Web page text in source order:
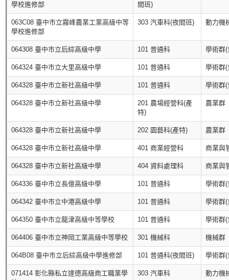
學校進修部
間班)
063C08 臺中市立霧峰農業工業高級中等
學校進修部
303 汽車科(夜間班) 動力機
064308 臺中市立后綜高級中學 101 普通科 學術群
064324 臺中市立大里高級中學 101 普通科 學術群
064328 臺中市立新社高級中學 101 普通科 學術群
064328 臺中市立新社高級中學
201 農場經營科(產
特)
農業群
064328 臺中市立新社高級中學 202 園藝科(產特) 農業群
064328 臺中市立新社高級中學 401 商業經營科 商業與
064328 臺中市立新社高級中學 404 資料處理科 商業與
064336 臺中市立長億高級中學 101 普通科 學術群
064342 臺中市立中港高級中學 101 普通科 學術群
064350 臺中市立龍津高級中等學校 101 普通科 學術群
064406 臺中市立神岡工業高級中等學校 301 機械科 機械群
064B08 臺中市立后綜高級中學進修部 101 普通科(夜間班) 學術群
071414 彰化縣私立達德高級商工職業學
303 汽車科 動力機